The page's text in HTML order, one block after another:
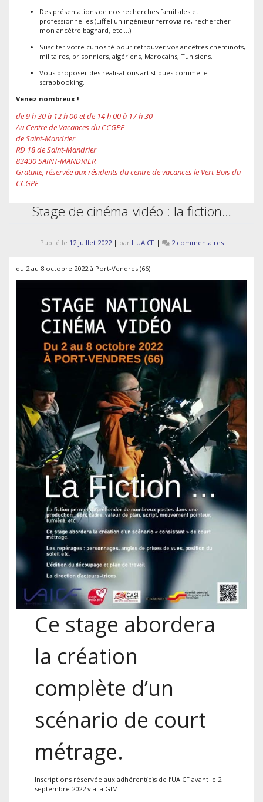
Des présentations de nos recherches familiales et
professionnelles (Eiffel un ingénieur ferroviaire, rechercher
mon ancêtre bagnard, etc.…).
Susciter votre curiosité pour retrouver vos ancêtres cheminots,
militaires, prisonniers, algériens, Marocains, Tunisiens.
Vous proposer des réalisations artistiques comme le
scrapbooking,
Venez nombreux !
de 9 h 30 à 12 h 00 et de 14 h 00 à 17 h 30
Au Centre de Vacances du CCGPF
de Saint-Mandrier
RD 18 de Saint-Mandrier
83430 SAINT-MANDRIER
Gratuite, réservée aux résidents du centre de vacances le Vert-Bois du
CCGPF
Stage de cinéma-vidéo : la fiction…
Publié le 12 juillet 2022| par L'UAICF| 2 commentairessur
vidéo
fiction…
du 2 au 8 octobre 2022 à Port-Vendres (66)
Ce stage abordera
la création
complète d’un
scénario de court
métrage.
Inscriptions réservée aux adhérent(e)s de l’UAICF avant le 2
septembre 2022 via la GIM.